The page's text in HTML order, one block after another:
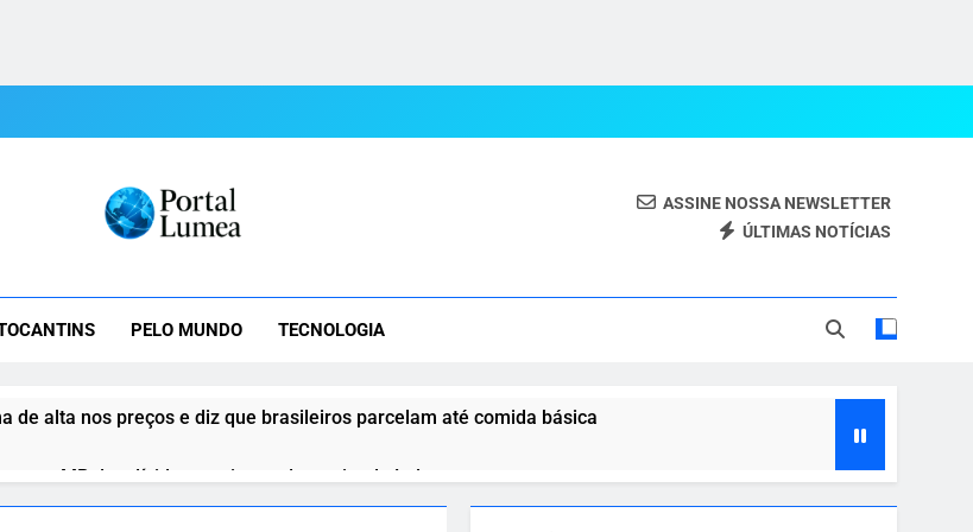
ASSINE NOSSA NEWSLETTER
ÚLTIMAS NOTÍCIAS
PELO MUNDO TECNOLOGIA
de alta nos preços e diz que brasileiros parcelam até comida básica
MP das dívidas rurais e reduz atrito de Lula com o agro